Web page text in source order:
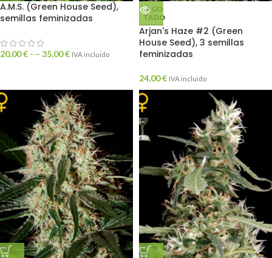
A.M.S. (Green House Seed),
semillas feminizadas
20,00€ - – 35,00€ IVA incluido
AGO
TADO
Arjan's Haze #2 (Green
House Seed), 3 semillas
feminizadas
24,00€ IVA incluido